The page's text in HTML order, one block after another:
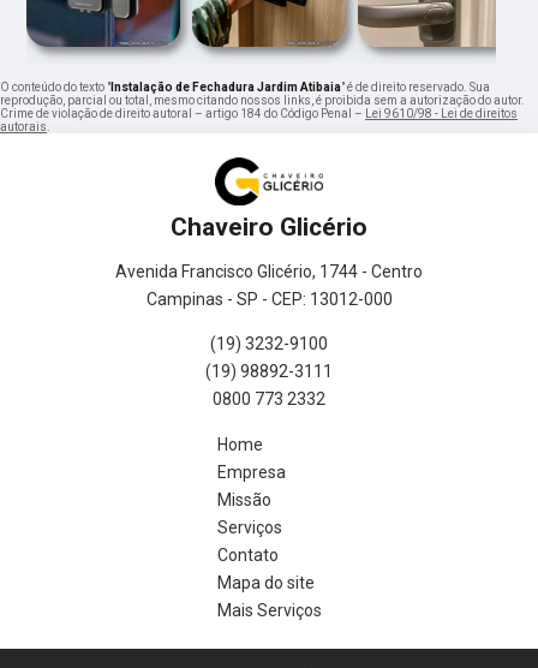
O conteúdo do texto " Instalação de Fechadura Jardim Atibaia" é de direito reservado. Sua
reprodução, parcial ou total, mesmo citando nossos links, é proibida sem a autorização do autor.
Crime de violação de direito autoral – artigo 184 do Código Penal –
Lei 9610/98 - Lei de direitos
autorais
Chaveiro Glicério
Avenida Francisco Glicério, 1744 - Centro
Campinas - SP - CEP: 13012-000
(19) 3232-9100
(19) 98892-3111
0800 773 2332
Home
Empresa
Missão
Serviços
Contato
Mapa do site
Mais Serviços